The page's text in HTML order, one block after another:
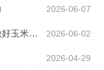
2026-06-07
害治理 2026-06-02
2026-04-29